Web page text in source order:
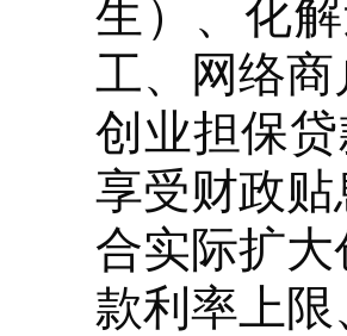
生）、化
工、网络
创业担保
享受财政
合实际扩
款利率上